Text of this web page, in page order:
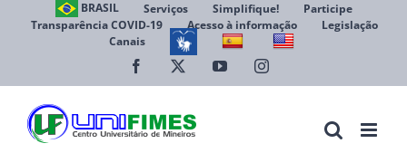
BRASIL Serviços Simplifique!
Participe
Transparência COVID-19
Acesso à informação
Legislação
Canais
Facebook YouTubeInstagram